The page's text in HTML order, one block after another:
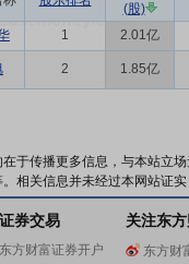
(股)
1 2.01亿
2 1.85亿
于传播更多信息，与本站立
相关信息并未经过本网站证
证券交易
东方财富证券开户
关注东
东方财